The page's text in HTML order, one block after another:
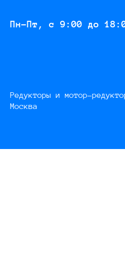
Пн-Пт, с 9:00 до
Редукторы и мотор-
Москва